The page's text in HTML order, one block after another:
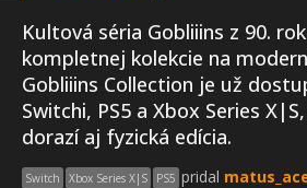
Kultová séria Gobliiins z 90.
kompletnej kolekcie na
Gobliiins Collection je už
Switchi, PS5 a Xbox Series
dorazí aj fyzická edícia.
Switch Xbox Series X|S PS5 pridal